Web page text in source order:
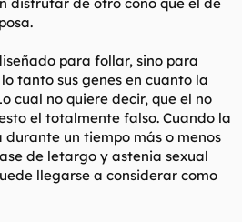
para follar, sino para
tanto sus genes en cuanto la
cual no quiere decir, que el no
el totalmente falso. Cuando la
un tiempo más o menos
de letargo y astenia sexual
llegarse a considerar como